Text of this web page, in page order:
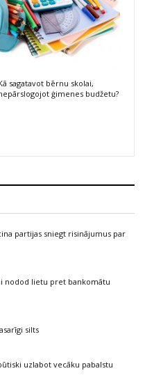
sagatavot bērnu skolai,
ģimenes budžetu?
partijas sniegt risinājumus par
nodod lietu pret bankomātu
silts
uzlabot vecāku pabalstu